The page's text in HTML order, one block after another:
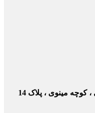
، پلاک 14